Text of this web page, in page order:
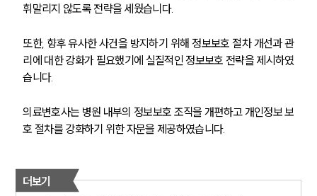
휘말리지 않도록 전략을 세웠습니다.
또한, 향후 유사한 사건을 방지하기 위해 정보보호 절차 개선과 관
리에 대한 강화가 필요했기에 실질적인 정보보호 전략을 제시하였
습니다.
의료변호사는 병원 내부의 정보보호 조직을 개편하고 개인정보 보
호 절차를 강화하기 위한 자문을 제공하였습니다.
더보기